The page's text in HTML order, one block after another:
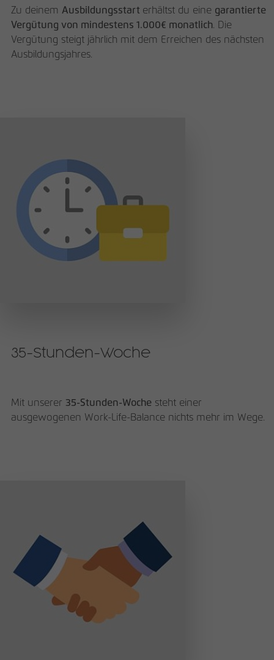
Zu deinem Ausbildungsstart erhältst du eine garantierte
Vergütung von mindestens 1.000€ monatlich. Die
Vergütung steigt jährlich mit dem Erreichen des nächsten
Ausbildungsjahres.
35-Stunden-Woche
Mit unserer 35-Stunden-Woche steht einer
ausgewogenen Work-Life-Balance nichts mehr im Wege.